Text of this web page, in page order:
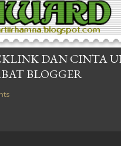
DAN CINTA
BLOGGER